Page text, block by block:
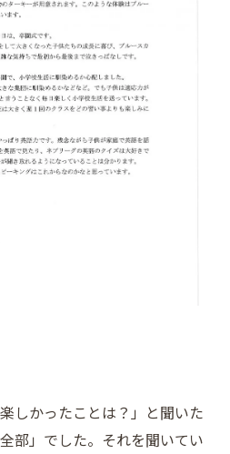
しかったことは？」と聞いた
部」でした。それを聞いてい